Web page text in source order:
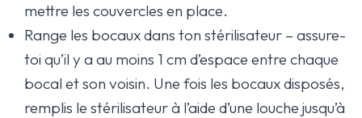
mettre les couvercles en place.
Range les bocaux dans ton stérilisateur – assure-
toi qu’il y a au moins 1 cm d’espace entre chaque
bocal et son voisin. Une fois les bocaux disposés,
remplis le stérilisateur à l’aide d’une louche jusqu’à